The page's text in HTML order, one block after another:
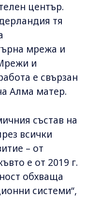
център.
тя
мрежа и
и
е свързан
Алма матер.
състав на
всички
– от
е от 2019 г.
обхваща
системи“,